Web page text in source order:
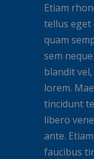
Etiam
tellus eget
quam
sem
blandit
lorem.
tincidunt
libero
ante.
faucibus